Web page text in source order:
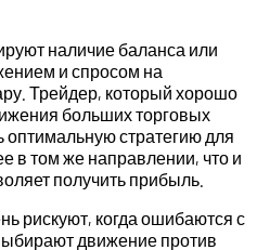
наличие баланса или
и спросом на
Трейдер, который хорошо
больших торговых
стратегию для
в том же направлении, что и
получить прибыль.
рискуют, когда ошибаются с
движение против